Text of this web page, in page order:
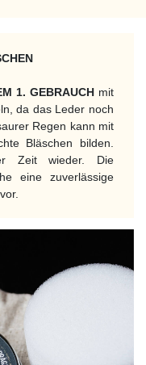
1. GEBRAUCHmit
da das Leder noch
Regen kann mit
Bläschen bilden.
Zeit wieder. Die
eine zuverlässige